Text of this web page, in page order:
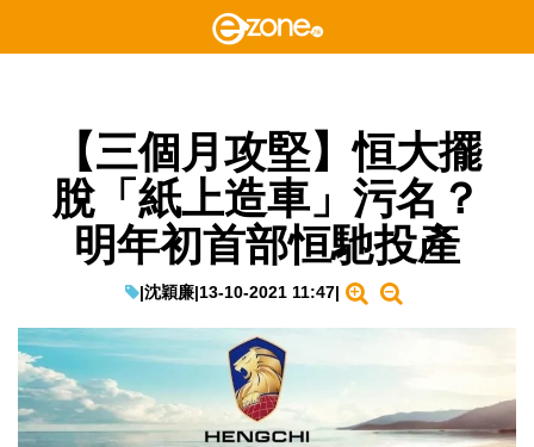
【三個月攻堅】恒大擺
脫「紙上造車」污名？
明年初首部恒馳投產
|沈穎廉|13-10-2021 11:47|